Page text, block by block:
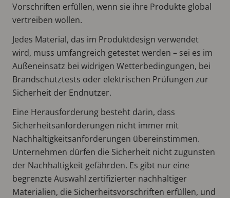
Vorschriften erfüllen, wenn sie ihre Produkte global
vertreiben wollen.
Jedes Material, das im Produktdesign verwendet
wird, muss umfangreich getestet werden – sei es im
Außeneinsatz bei widrigen Wetterbedingungen, bei
Brandschutztests oder elektrischen Prüfungen zur
Sicherheit der Endnutzer.
Eine Herausforderung besteht darin, dass
Sicherheitsanforderungen nicht immer mit
Nachhaltigkeitsanforderungen übereinstimmen.
Unternehmen dürfen die Sicherheit nicht zugunsten
der Nachhaltigkeit gefährden. Es gibt nur eine
begrenzte Auswahl zertifizierter nachhaltiger
Materialien, die Sicherheitsvorschriften erfüllen, und